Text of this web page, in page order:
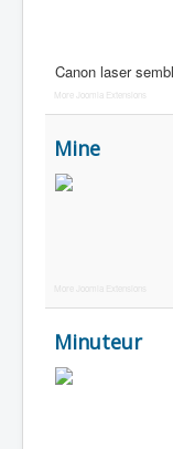
Canon laser
More Joomla Extensions
Mine
More Joomla Extensions
Minuteur